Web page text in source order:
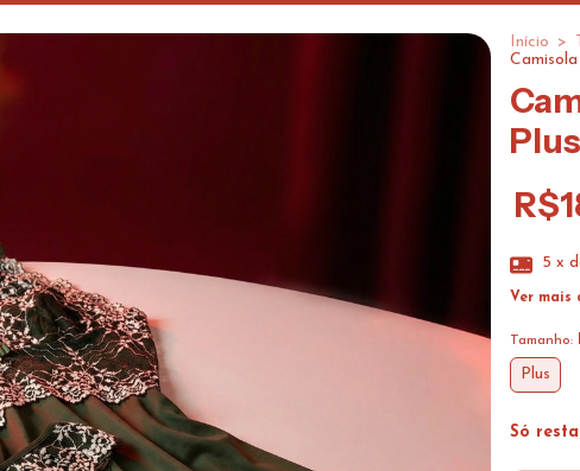
Início >
5 x
Ver mais
Tamanho:
Plus
Só